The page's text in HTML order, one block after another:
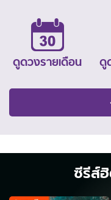
ดูดวงรายเดือน
ดู
ซีรีส์